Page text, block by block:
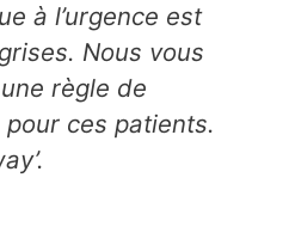
à l’urgence est
Nous vous
règle de
ces patients.